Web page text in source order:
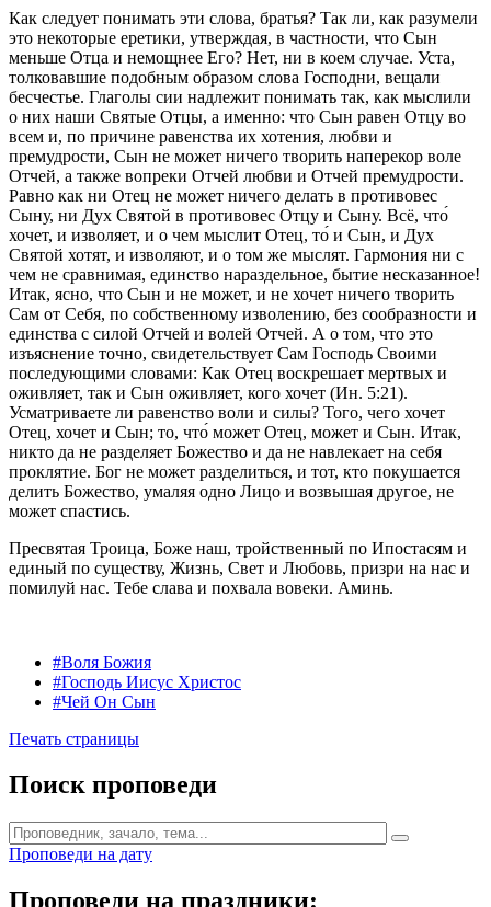
Как следует понимать эти слова, братья? Так ли, как разумели
это некоторые еретики, утверждая, в частности, что Сын
меньше Отца и немощнее Его? Нет, ни в коем случае. Уста,
толковавшие подобным образом слова Господни, вещали
бесчестье. Глаголы сии надлежит понимать так, как мыслили
о них наши Святые Отцы, а именно: что Сын равен Отцу во
всем и, по причине равенства их хотения, любви и
премудрости, Сын не может ничего творить наперекор воле
Отчей, а также вопреки Отчей любви и Отчей премудрости.
Равно как ни Отец не может ничего делать в противовес
Сыну, ни Дух Святой в противовес Отцу и Сыну. Всё, что́
хочет, и изволяет, и о чем мыслит Отец, то́ и Сын, и Дух
Святой хотят, и изволяют, и о том же мыслят. Гармония ни с
чем не сравнимая, единство нараздельное, бытие несказанное!
Итак, ясно, что Сын и не может, и не хочет ничего творить
Сам от Себя, по собственному изволению, без сообразности и
единства с силой Отчей и волей Отчей. А о том, что это
изъяснение точно, свидетельствует Сам Господь Своими
последующими словами: Как Отец воскрешает мертвых и
оживляет, так и Сын оживляет, кого хочет (Ин. 5:21).
Усматриваете ли равенство воли и силы? Того, чего хочет
Отец, хочет и Сын; то, что́ может Отец, может и Сын. Итак,
никто да не разделяет Божество и да не навлекает на себя
проклятие. Бог не может разделиться, и тот, кто покушается
делить Божество, умаляя одно Лицо и возвышая другое, не
может спастись.
Пресвятая Троица, Боже наш, тройственный по Ипостасям и
единый по существу, Жизнь, Свет и Любовь, призри на нас и
помилуй нас. Тебе слава и похвала вовеки. Аминь.
#Воля Божия
#Господь Иисус Христос
#Чей Он Сын
Печать страницы
Поиск проповеди
Проповеди на дату
Проповеди на праздники: